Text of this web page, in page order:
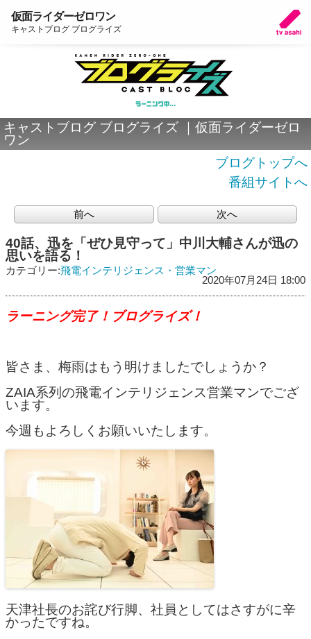
仮面ライダーゼロワン
キャストブログ ブログライズ
キャストブログ ブログライズ ｜仮面ライダーゼロ
ワン
ブログトップへ
番組サイトへ
前へ 次へ
40話、迅を「ぜひ見守って」中川大輔さんが迅の
思いを語る！
カテゴリー:飛電インテリジェンス・営業マン
2020年07月24日 18:00
ラーニング完了！ブログライズ！
皆さま、梅雨はもう明けましたでしょうか？
ZAIA系列の飛電インテリジェンス営業マンでござ
います。
今週もよろしくお願いいたします。
天津社長のお詫び行脚、社員としてはさすがに辛
かったですね。